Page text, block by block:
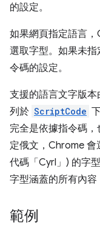
的設定。
如果網頁指定語言
選取字型。如果未
令碼的設定。
支援的語言文字版
列於 ScriptCode
完全是依據指令碼
定俄文，Chrome 會
代碼「Cyrl」) 的字
字型涵蓋的所有內容
範例